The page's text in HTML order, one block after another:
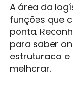
A área da
funções que
ponta.
para saber
estruturada e
melhorar.